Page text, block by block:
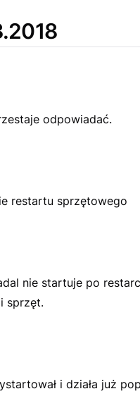
odpowiadać.
restartu sprzętowego
nie startuje po
sprzęt.
i działa już